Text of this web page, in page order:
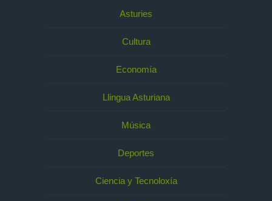
Asturies
Cultura
Economía
Llingua Asturiana
Música
Deportes
Ciencia y Tecnoloxía